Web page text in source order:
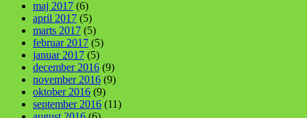
maj 2017 (6)
april 2017 (5)
marts 2017 (5)
februar 2017 (5)
januar 2017 (5)
december 2016 (9)
november 2016 (9)
oktober 2016 (9)
september 2016 (11)